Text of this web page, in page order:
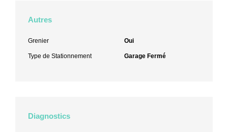
Autres
Grenier Oui
Type de Stationnement Garage Fermé
Diagnostics